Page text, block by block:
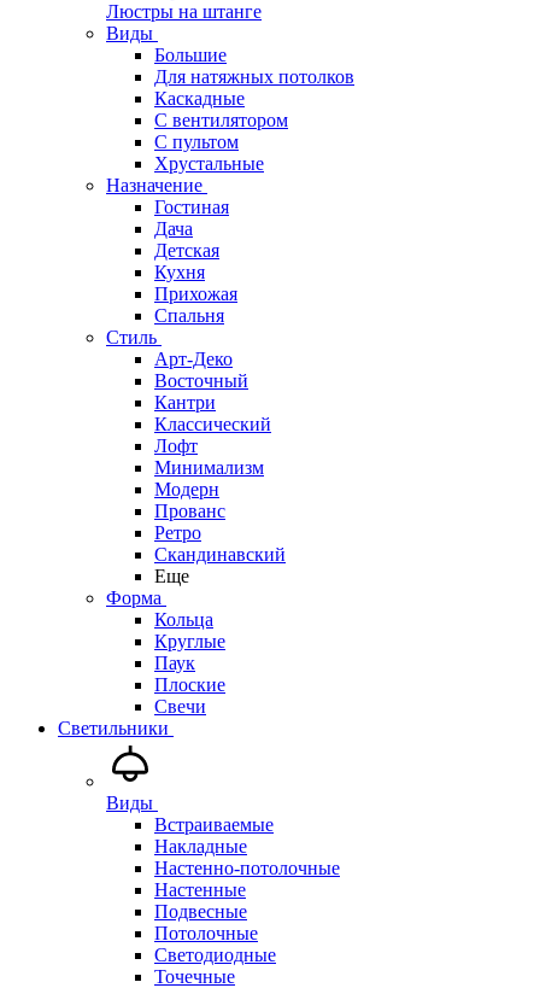
Люстры на штанге
Виды
Большие
Для натяжных потолков
Каскадные
С вентилятором
С пультом
Хрустальные
Назначение
Гостиная
Дача
Детская
Кухня
Прихожая
Спальня
Стиль
Арт-Деко
Восточный
Кантри
Классический
Лофт
Минимализм
Модерн
Прованс
Ретро
Скандинавский
Еще
Форма
Кольца
Круглые
Паук
Плоские
Свечи
Светильники
Виды
Встраиваемые
Накладные
Настенно-потолочные
Настенные
Подвесные
Потолочные
Светодиодные
Точечные